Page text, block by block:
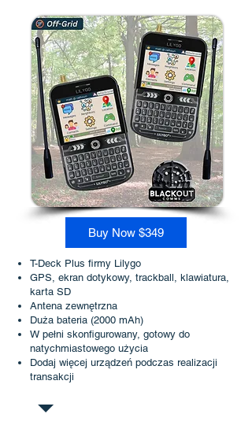
Buy Now $349
T-Deck Plus firmy Lilygo
GPS, ekran dotykowy, trackball, klawiatura,
karta SD
Antena zewnętrzna
Duża bateria (2000 mAh)
W pełni skonfigurowany, gotowy do
natychmiastowego użycia
Dodaj więcej urządzeń podczas realizacji
transakcji